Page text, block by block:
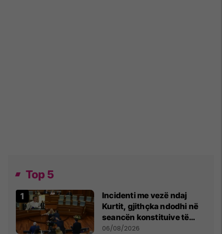
Top 5
Incidenti me vezë ndaj
Kurtit, gjithçka ndodhi në
seancën konstituive të
Kuvendit
06/08/2026